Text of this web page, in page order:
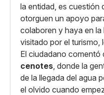
la entidad, es cuestión
otorguen un apoyo
colaboren y haya en la
visitado por el turismo,
El ciudadano comentó
cenotes, donde la
de la llegada del agua
el olvido cuando